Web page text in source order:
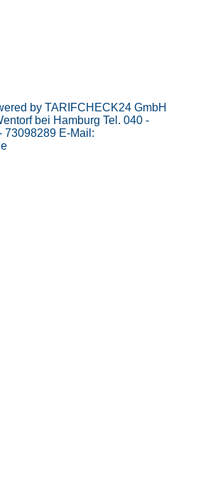
by TARIFCHECK24 GmbH
bei HamburgTel. 040 -
73098289 E-Mail: